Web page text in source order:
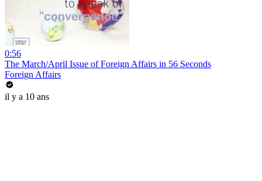
0:56
The March/April Issue of Foreign Affairs in 56 Seconds
Foreign Affairs
il y a 10 ans